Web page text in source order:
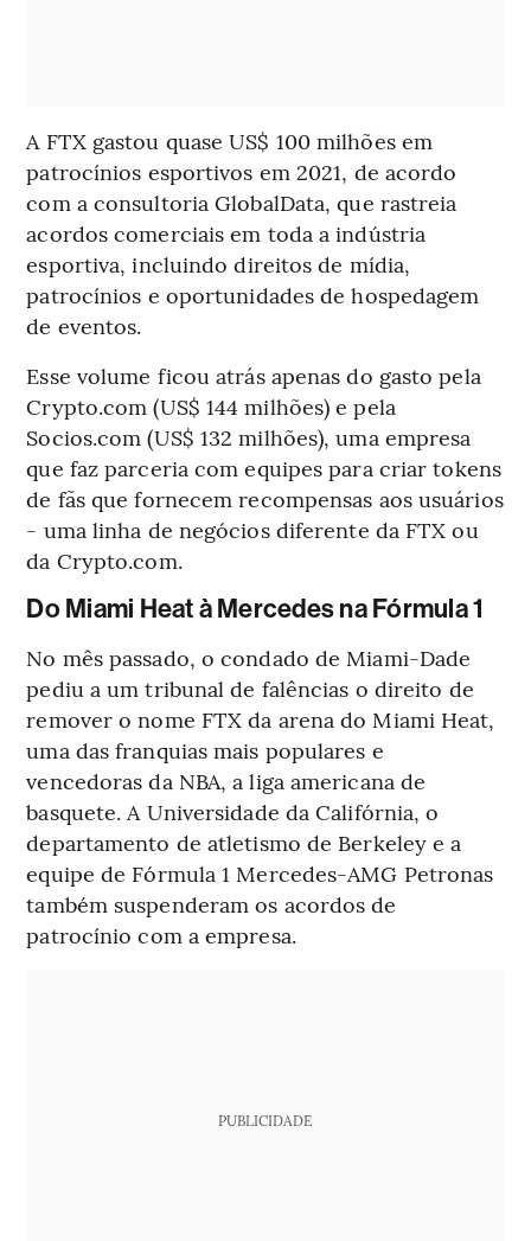
A FTX gastou quase US$ 100 milhões em
patrocínios esportivos em 2021, de acordo
com a consultoria GlobalData, que rastreia
acordos comerciais em toda a indústria
esportiva, incluindo direitos de mídia,
patrocínios e oportunidades de hospedagem
de eventos.
Esse volume ficou atrás apenas do gasto pela
Crypto.com (US$ 144 milhões) e pela
Socios.com (US$ 132 milhões), uma empresa
que faz parceria com equipes para criar tokens
de fãs que fornecem recompensas aos usuários
- uma linha de negócios diferente da FTX ou
da Crypto.com.
Do Miami Heat à Mercedes na Fórmula 1
No mês passado, o condado de Miami-Dade
pediu a um tribunal de falências o direito de
remover o nome FTX da arena do Miami Heat,
uma das franquias mais populares e
vencedoras da NBA, a liga americana de
basquete. A Universidade da Califórnia, o
departamento de atletismo de Berkeley e a
equipe de Fórmula 1 Mercedes-AMG Petronas
também suspenderam os acordos de
patrocínio com a empresa.
PUBLICIDADE